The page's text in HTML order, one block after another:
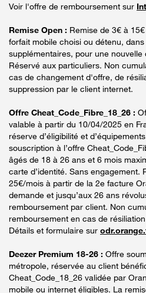
Voir l'offre de remboursement sur
Remise Open : Remise de 3€ à
forfait mobile choisi ou détenu,
supplémentaires, pour une nouvelle
Réservé aux particuliers. Non
cas de changement d'offre, de
suppression par le client internet.
Offre Cheat_Code_Fibre_18_26 :
valable à partir du 10/04/2025 en
réserve d’éligibilité et
souscription à l’offre
âgés de 18 à 26 ans et 6 mois
carte d’identité. Sans engagement.
25€/mois à partir de la 2e facture
demande et jusqu’aux 26 ans
remboursement par client. Non
remboursement en cas de
Détails et formulaire sur
Deezer Premium 18-26 : Offre
métropole, réservée au client
Cheat_Code_18_26 validée par
mobile ou internet éligibles. La